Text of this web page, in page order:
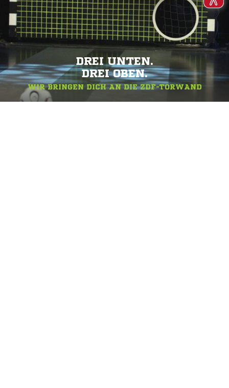
DREI UNTEN.
DREI OBEN.
WIR BRINGEN DICH AN DIE ZDF-TORWAND